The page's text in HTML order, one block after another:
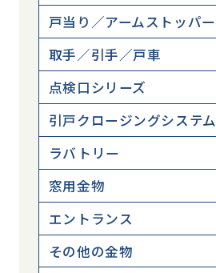
戸当り／アームストッパー
取手／引手／戸車
点検口シリーズ
引戸クロージングシステム
ラバトリー
窓用金物
エントランス
その他の金物